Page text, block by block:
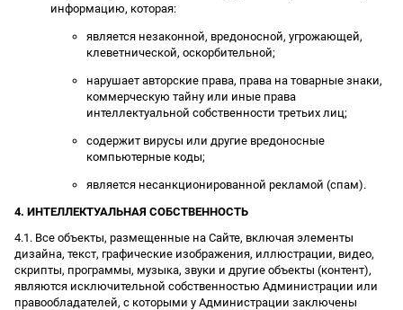
информацию, которая:
является незаконной, вредоносной, угрожающей,
клеветнической, оскорбительной;
нарушает авторские права, права на товарные знаки,
коммерческую тайну или иные права
интеллектуальной собственности третьих лиц;
содержит вирусы или другие вредоносные
компьютерные коды;
является несанкционированной рекламой (спам).
4. ИНТЕЛЛЕКТУАЛЬНАЯ СОБСТВЕННОСТЬ
4.1. Все объекты, размещенные на Сайте, включая элементы
дизайна, текст, графические изображения, иллюстрации, видео,
скрипты, программы, музыка, звуки и другие объекты (контент),
являются исключительной собственностью Администрации или
правообладателей, с которыми у Администрации заключены